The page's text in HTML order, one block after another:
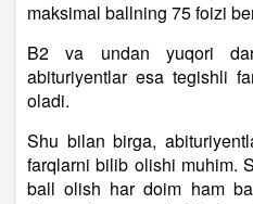
maksimal ballning 75 foizi
B2 va undan yuqori
abituriyentlar esa tegishli
oladi.
Shu bilan birga,
farqlarni bilib olishi muhim.
ball olish har doim ham